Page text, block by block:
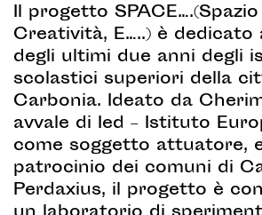
Il progetto
Creatività, E…..) è
degli ultimi due anni degli
scolastici superiori della
Carbonia. Ideato da
avvale di Ied – Istituto
come soggetto attuatore,
patrocinio dei comuni di
Perdaxius, il progetto è